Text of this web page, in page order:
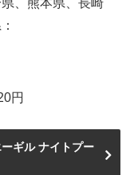
、熊本県、長崎
円
ギル ナイトプー